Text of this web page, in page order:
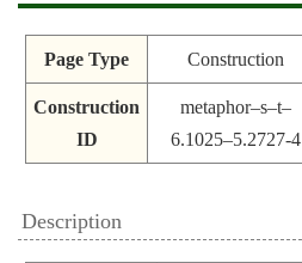
Page Type Construction
Construction
ID
metaphor–s–t–
6.1025–5.2727-4
Description